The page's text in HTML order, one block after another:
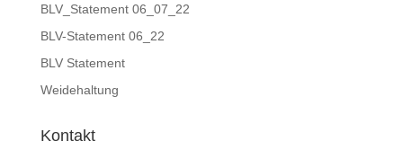
BLV_Statement 06_07_22
BLV-Statement 06_22
BLV Statement
Weidehaltung
Kontakt